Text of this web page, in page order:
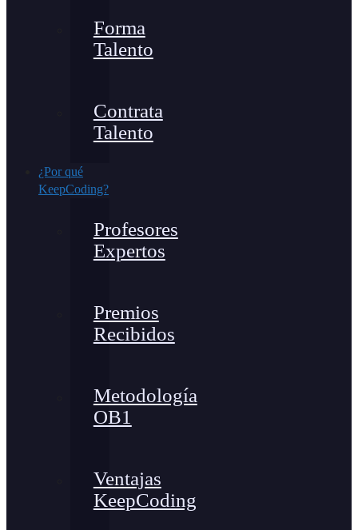
Forma
Talento
Contrata
Talento
¿Por qué
KeepCoding?
Profesores
Expertos
Premios
Recibidos
Metodología
OB1
Ventajas
KeepCoding